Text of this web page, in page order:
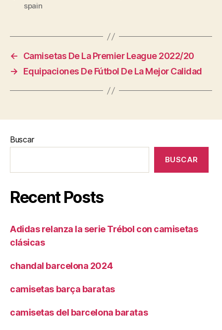
spain
←
Camisetas De La Premier League 2022/20
→
Equipaciones De Fútbol De La Mejor Calidad
Buscar
BUSCAR
Recent Posts
Adidas relanza la serie Trébol con camisetas
clásicas
chandal barcelona 2024
camisetas barça baratas
camisetas del barcelona baratas